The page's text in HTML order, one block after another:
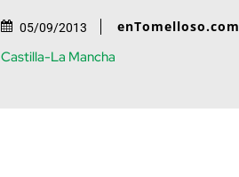
05/09/2013 enTomelloso.com
Castilla-La Mancha